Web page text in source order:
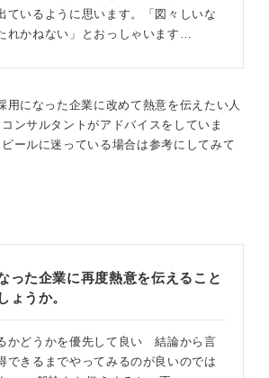
かりません。自分の価値観や好む社風
次の転職の際に今回の会社に心惹かれ
もしれないですね。いつまたご縁がで
、礼儀と誠実さを大切にした対応を心
ているように思います。「図々しいな
れかねない」とおっしゃいます…
用になった企業に改めて熱意を伝えたい人
ンサルタントがアドバイスをしていま
ールに迷っている場合は参考にしてみて
った企業に再度熱意を伝えること
ょうか。
かどうかを優先して良い 結論から言
できるまでやってみるのが良いのでは